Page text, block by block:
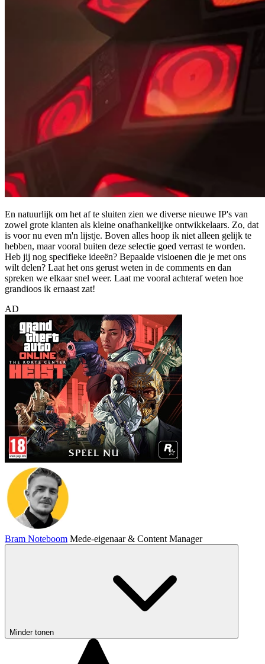
En natuurlijk om het af te sluiten zien we diverse nieuwe IP's van
zowel grote klanten als kleine onafhankelijke ontwikkelaars. Zo, dat
is voor nu even m'n lijstje. Boven alles hoop ik niet alleen gelijk te
hebben, maar vooral buiten deze selectie goed verrast te worden.
Heb jij nog specifieke ideeën? Bepaalde visioenen die je met ons
wilt delen? Laat het ons gerust weten in de comments en dan
spreken we elkaar snel weer. Laat me vooral achteraf weten hoe
grandioos ik ernaast zat!
AD
Bram Noteboom Mede-eigenaar & Content Manager
Minder tonen